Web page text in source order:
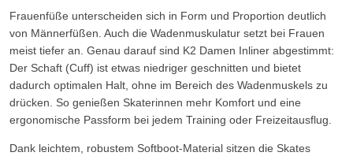
Frauenfüße unterscheiden sich in Form und Proportion deutlich
von Männerfüßen. Auch die Wadenmuskulatur setzt bei Frauen
meist tiefer an. Genau darauf sind K2 Damen Inliner abgestimmt:
Der Schaft (Cuff) ist etwas niedriger geschnitten und bietet
dadurch optimalen Halt, ohne im Bereich des Wadenmuskels zu
drücken. So genießen Skaterinnen mehr Komfort und eine
ergonomische Passform bei jedem Training oder Freizeitausflug.
Dank leichtem, robustem Softboot-Material sitzen die Skates